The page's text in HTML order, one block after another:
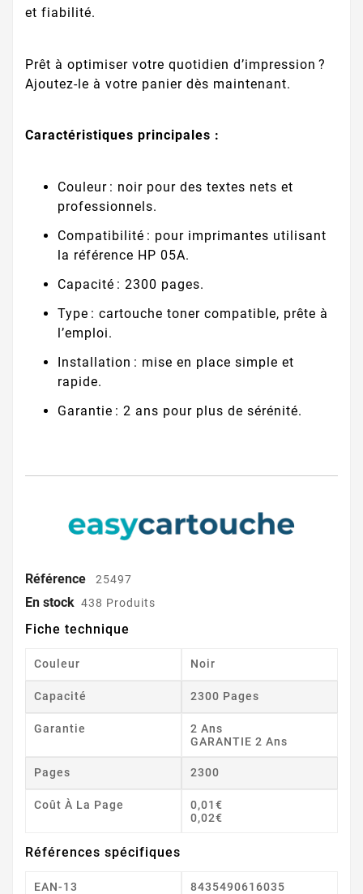
et fiabilité.
Prêt à optimiser votre quotidien d’impression ?
Ajoutez-le à votre panier dès maintenant.
Caractéristiques principales :
Couleur : noir pour des textes nets et
professionnels.
Compatibilité : pour imprimantes utilisant
la référence HP 05A.
Capacité : 2300 pages.
Type : cartouche toner compatible, prête à
l’emploi.
Installation : mise en place simple et
rapide.
Garantie : 2 ans pour plus de sérénité.
Référence 25497
En stock 438 Produits
Fiche technique
Couleur Noir
Capacité 2300 Pages
Garantie
2 Ans
GARANTIE 2 Ans
Pages 2300
Coût À La Page
0,01€
0,02€
Références spécifiques
EAN-13 8435490616035